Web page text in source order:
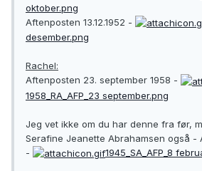
oktober.png
Aftenposten 13.12.1952 -
desember.png
Rachel:
Aftenposten 23. september 1958 -
1958_RA_AFP_23 september.png
Jeg vet ikke om du har denne fra før,
Serafine Jeanette Abrahamsen også -
-
1945_SA_AFP_8